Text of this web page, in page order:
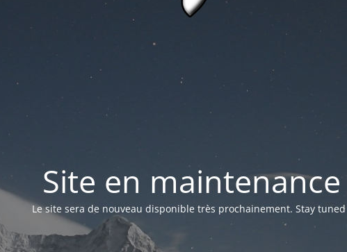
Site en maintenance
Le site sera de nouveau disponible très prochainement. Stay